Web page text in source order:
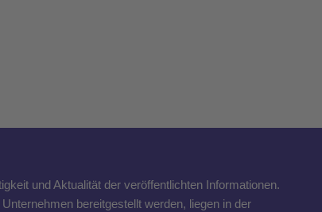
und Aktualität der veröffentlichten Informationen.
bereitgestellt werden, liegen in der